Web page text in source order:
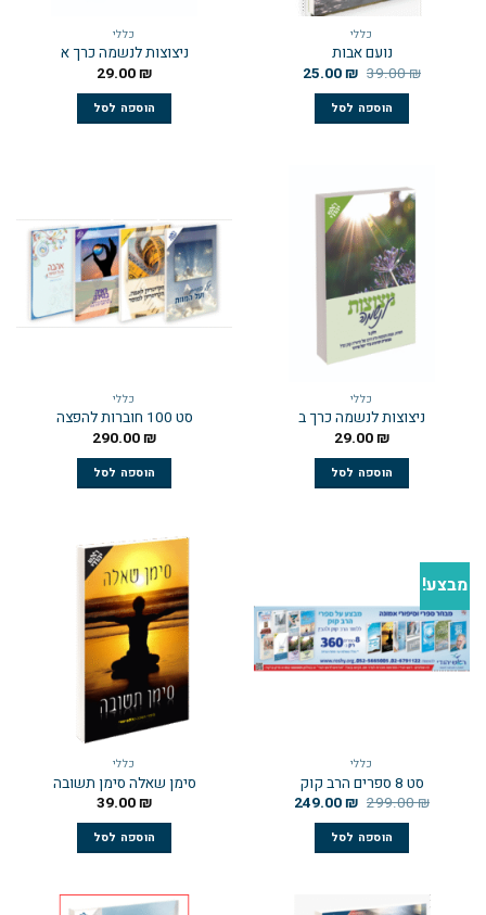
כללי
נועם אבות
39.00₪
25.00₪
הוספה לסל
כללי
ניצוצות לנשמה כרך א
29.00₪
הוספה לסל
כללי
ניצוצות לנשמה כרך ב
29.00₪
הוספה לסל
כללי
סט 100 חוברות להפצה
290.00₪
הוספה לסל
מבצע!
כללי
סט 8 ספרים הרב קוק
299.00₪
249.00₪
הוספה לסל
כללי
סימן שאלה סימן תשובה
39.00₪
הוספה לסל